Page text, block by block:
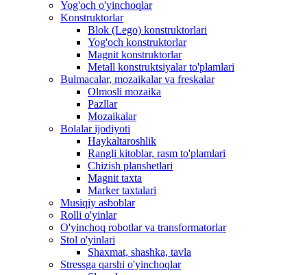
Yog'och o'yinchoqlar
Konstruktorlar
Blok (Lego) konstruktorlari
Yog'och konstruktorlar
Magnit konstruktorlar
Metall konstruktsiyalar to'plamlari
Bulmacalar, mozaikalar va freskalar
Olmosli mozaika
Pazllar
Mozaikalar
Bolalar ijodiyoti
Haykaltaroshlik
Rangli kitoblar, rasm to'plamlari
Chizish planshetlari
Magnit taxta
Marker taxtalari
Musiqiy asboblar
Rolli o'yinlar
O'yinchoq robotlar va transformatorlar
Stol o'yinlari
Shaxmat, shashka, tavla
Stressga qarshi o'yinchoqlar